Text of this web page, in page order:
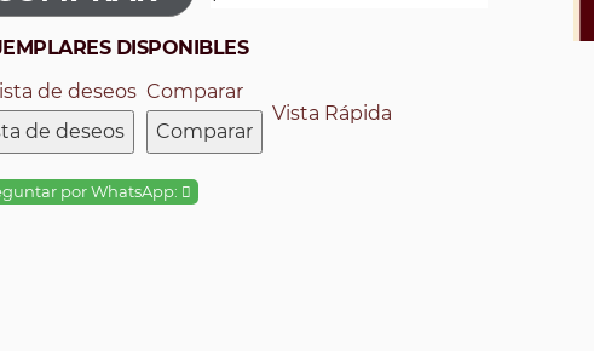
DISPONIBLES
de deseos
de deseos
Comparar
Comparar
Vista Rápida
por WhatsApp: